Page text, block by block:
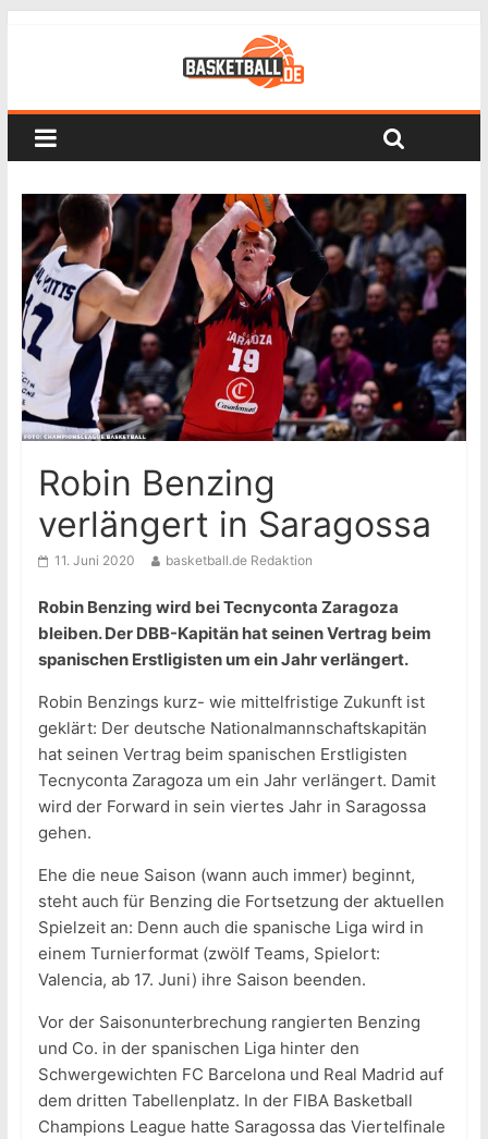
Robin Benzing
verlängert in Saragossa
11. Juni 2020 basketball.de Redaktion
Robin Benzing wird bei Tecnyconta Zaragoza
bleiben. Der DBB-Kapitän hat seinen Vertrag beim
spanischen Erstligisten um ein Jahr verlängert.
Robin Benzings kurz- wie mittelfristige Zukunft ist
geklärt: Der deutsche Nationalmannschaftskapitän
hat seinen Vertrag beim spanischen Erstligisten
Tecnyconta Zaragoza um ein Jahr verlängert. Damit
wird der Forward in sein viertes Jahr in Saragossa
gehen.
Ehe die neue Saison (wann auch immer) beginnt,
steht auch für Benzing die Fortsetzung der aktuellen
Spielzeit an: Denn auch die spanische Liga wird in
einem Turnierformat (zwölf Teams, Spielort:
Valencia, ab 17. Juni) ihre Saison beenden.
Vor der Saisonunterbrechung rangierten Benzing
und Co. in der spanischen Liga hinter den
Schwergewichten FC Barcelona und Real Madrid auf
dem dritten Tabellenplatz. In der FIBA Basketball
Champions League hatte Saragossa das Viertelfinale